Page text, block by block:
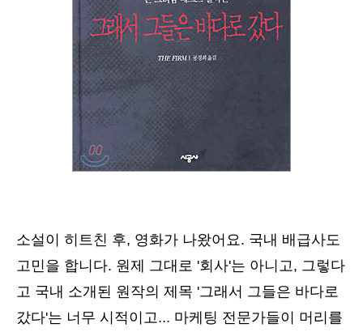
소설이 히트친 후, 영화가 나왔어요. 국내 배급사도
고민을 합니다. 원제 그대로 '회사'는 아니고, 그렇다
고 국내 소개된 원작의 제목 '그래서 그들은 바다로
갔다'는 너무 시적이고... 마케팅 전문가들이 머리를